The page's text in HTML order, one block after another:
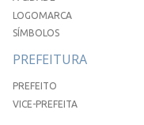
LOGOMARCA
SÍMBOLOS
PREFEITURA
PREFEITO
VICE-PREFEITA